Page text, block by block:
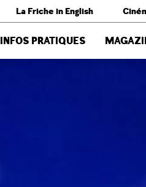
La Friche in English
INFOS PRATIQUES